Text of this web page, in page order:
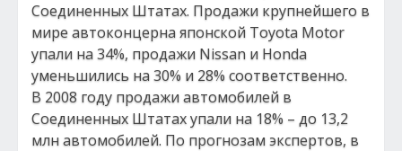
Соединенных Штатах. Продажи крупнейшего в
мире автоконцерна японской Toyota Motor
упали на 34%, продажи Nissan и Honda
уменьшились на 30% и 28% соответственно.
В 2008 году продажи автомобилей в
Соединенных Штатах упали на 18% – до 13,2
млн автомобилей. По прогнозам экспертов, в